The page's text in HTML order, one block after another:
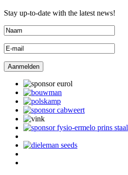
Stay up-to-date with the latest news!